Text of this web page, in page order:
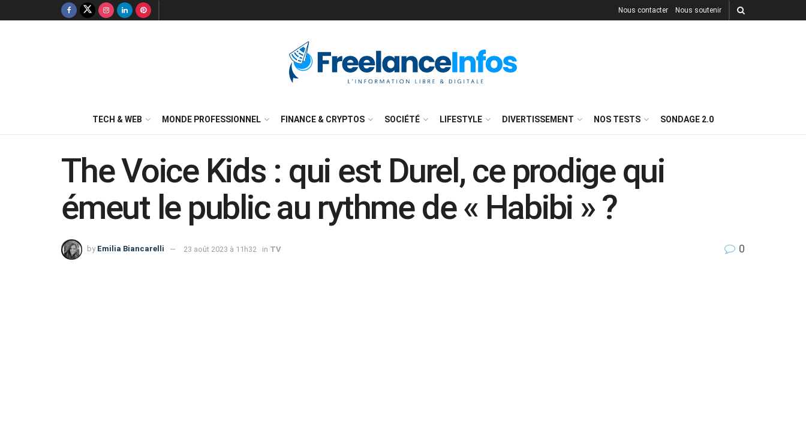
Nous contacter Nous soutenir
TECH & WEB MONDE PROFESSIONNEL FINANCE & CRYPTOS SOCIÉTÉ LIFESTYLE DIVERTISSEMENT NOS TESTS SONDAGE 2.0
The Voice Kids : qui est Durel, ce prodige qui
émeut le public au rythme de « Habibi » ?
by Emilia Biancarelli 23 août 2023 à 11h32 in TV 0